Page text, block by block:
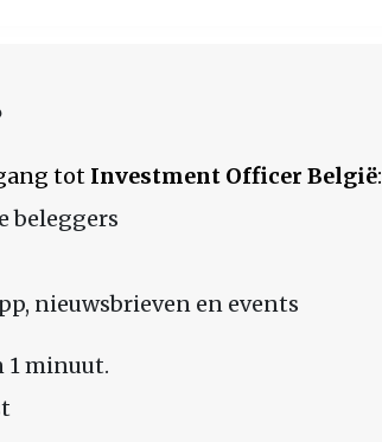
tot Investment Officer België:
beleggers
nieuwsbrieven en events
1 minuut.